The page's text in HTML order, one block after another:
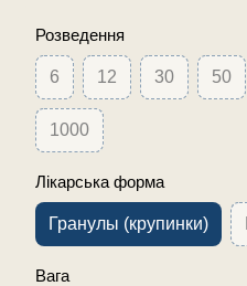
Розведення
6 12 30 50
1000
Лікарська форма
Гранулы (крупинки)
Вага